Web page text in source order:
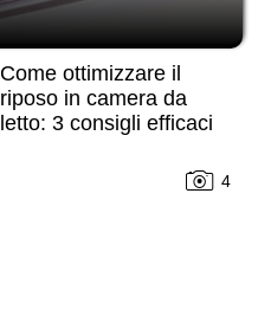
Come ottimizzare il
riposo in camera da
letto: 3 consigli efficaci
4